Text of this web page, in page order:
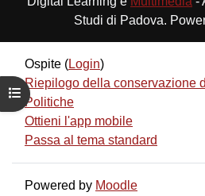
Apri indice del corso
Studi di Padova.
Ospite (Login)
Riepilogo della conservazione
Politiche
Ottieni l'app mobile
Passa al tema standard
Powered by Moodle